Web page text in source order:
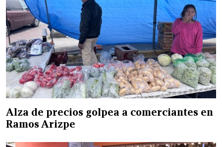
Alza de precios golpea a comerciantes en
Ramos Arizpe